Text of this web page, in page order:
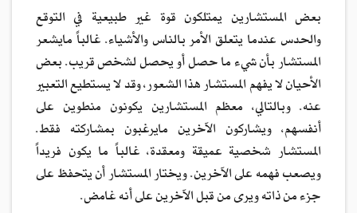
بعض المستشارين يمتلكون قوة غير طبيعية في التوقع
والحدس عندما يتعلق الأمر بالناس والأشياء. غالباً مايشعر
المستشار بأن شيء ما حصل أو يحصل لشخص قريب. بعض
الأحيان لا يفهم المستشار هذا الشعور، وقد لا يستطيع التعبير
عنه. وبالتالي، معظم المستشارين يكونون منطوين على
أنفسهم، ويشاركون الآخرين مايرغبون بمشاركته فقط.
المستشار شخصية عميقة ومعقدة، غالباً ما يكون فريداً
ويصعب فهمه على الآخرين. ويختار المستشار أن يتحفظ على
جزء من ذاته ويرى من قبل الآخرين على أنه غامض.